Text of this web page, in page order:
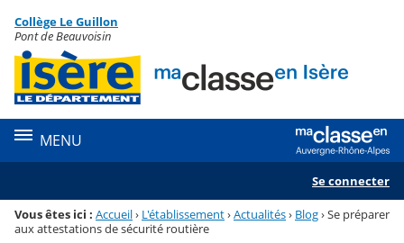
Menu de la rubrique
Contenu
Collège Le Guillon
Pont de Beauvoisin
MENU
Se connecter
Vous êtes ici : Accueil› L'établissement›Actualités› Blog›Se préparer
aux attestations de sécurité routière